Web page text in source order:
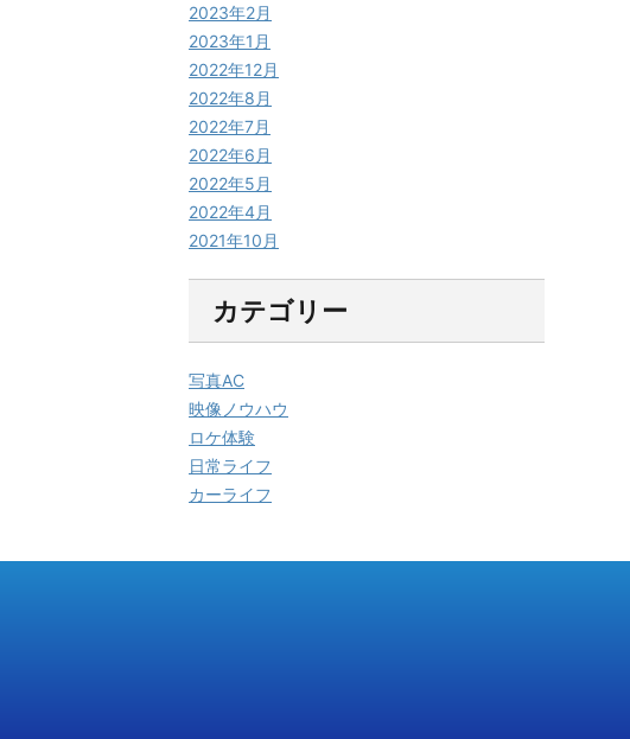
2023年2月
2023年1月
2022年12月
2022年8月
2022年7月
2022年6月
2022年5月
2022年4月
2021年10月
カテゴリー
写真AC
映像ノウハウ
ロケ体験
日常ライフ
カーライフ